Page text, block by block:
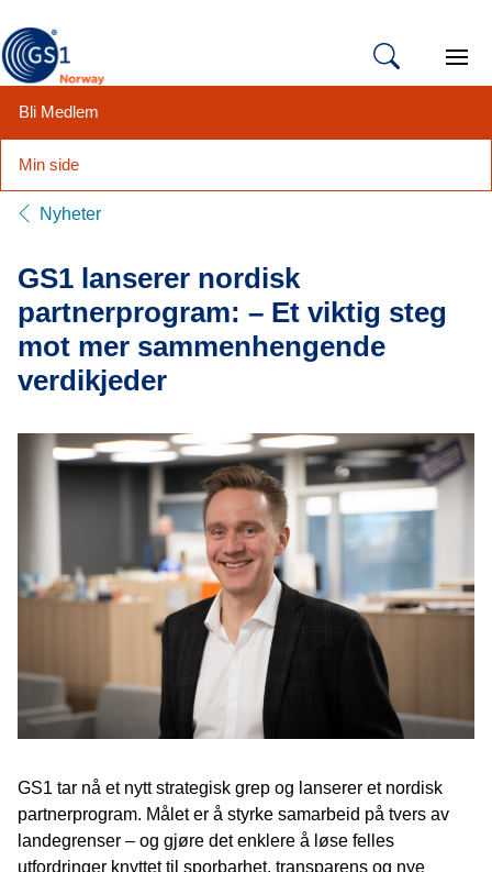
Bli Medlem
Min side
HoppNyheter
GS1 lanserer nordisk
partnerprogram: – Et viktig steg
mot mer sammenhengende
verdikjeder
GS1 tar nå et nytt strategisk grep og lanserer et nordisk
partnerprogram. Målet er å styrke samarbeid på tvers av
landegrenser – og gjøre det enklere å løse felles
utfordringer knyttet til sporbarhet, transparens og nye